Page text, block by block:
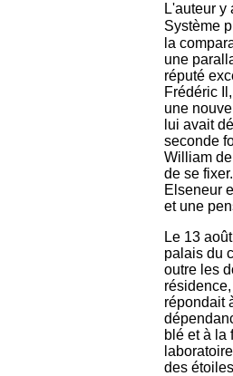
L'auteur
Système
la
une
réputé
Frédéric
une
lui avait
seconde
William
de se
Elseneur
et une
Le 13
palais du
outre les
répondait
blé et à la
des